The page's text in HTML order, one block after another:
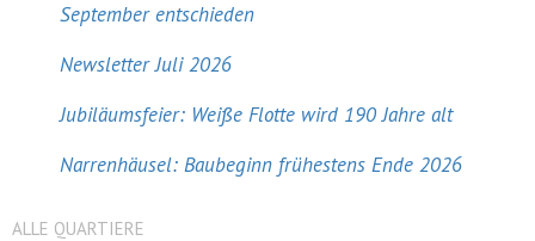
September entschieden
Newsletter Juli 2026
Jubiläumsfeier: Weiße Flotte wird 190 Jahre alt
Narrenhäusel: Baubeginn frühestens Ende 2026
ALLE QUARTIERE